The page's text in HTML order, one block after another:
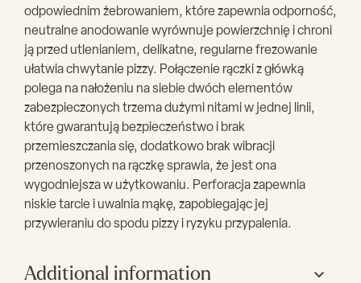
odpowiednim żebrowaniem, które zapewnia odporność,
neutralne anodowanie wyrównuje powierzchnię i chroni
ją przed utlenianiem, delikatne, regularne frezowanie
ułatwia chwytanie pizzy. Połączenie rączki z główką
polega na nałożeniu na siebie dwóch elementów
zabezpieczonych trzema dużymi nitami w jednej linii,
które gwarantują bezpieczeństwo i brak
przemieszczania się, dodatkowo brak wibracji
przenoszonych na rączkę sprawia, że jest ona
wygodniejsza w użytkowaniu. Perforacja zapewnia
niskie tarcie i uwalnia mąkę, zapobiegając jej
przywieraniu do spodu pizzy i ryzyku przypalenia.
Additional information